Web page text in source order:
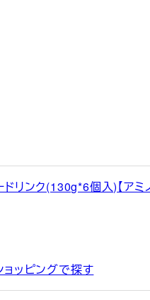
リンク(130g*6個入)【ア
ッピングで探す